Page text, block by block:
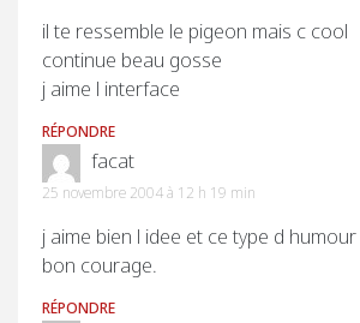
il te ressemble le pigeon mais c cool
continue beau gosse
j aime l interface
RÉPONDRE
facat
25 novembre 2004 à 12 h 19 min
j aime bien l idee et ce type d
bon courage.
RÉPONDRE